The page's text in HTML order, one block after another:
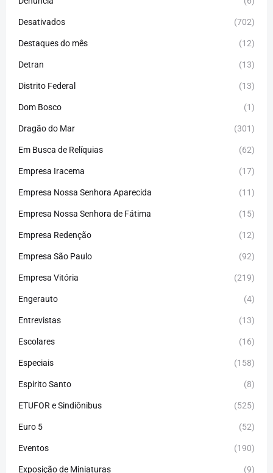
Desativados (702)
Destaques do mês (12)
Detran (13)
Distrito Federal (13)
Dom Bosco (1)
Dragão do Mar (301)
Em Busca de Relíquias (62)
Empresa Iracema (17)
Empresa Nossa Senhora Aparecida (11)
Empresa Nossa Senhora de Fátima (15)
Empresa Redenção (12)
Empresa São Paulo (92)
Empresa Vitória (219)
Engerauto (4)
Entrevistas (13)
Escolares (16)
Especiais (158)
Espirito Santo (8)
ETUFOR e Sindiônibus (525)
Euro 5 (52)
Eventos (190)
Exposição de Miniaturas (9)